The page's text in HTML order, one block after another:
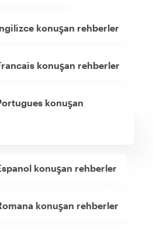
konuşan rehberler
konuşan rehberler
konuşan
konuşan rehberler
konuşan rehberler